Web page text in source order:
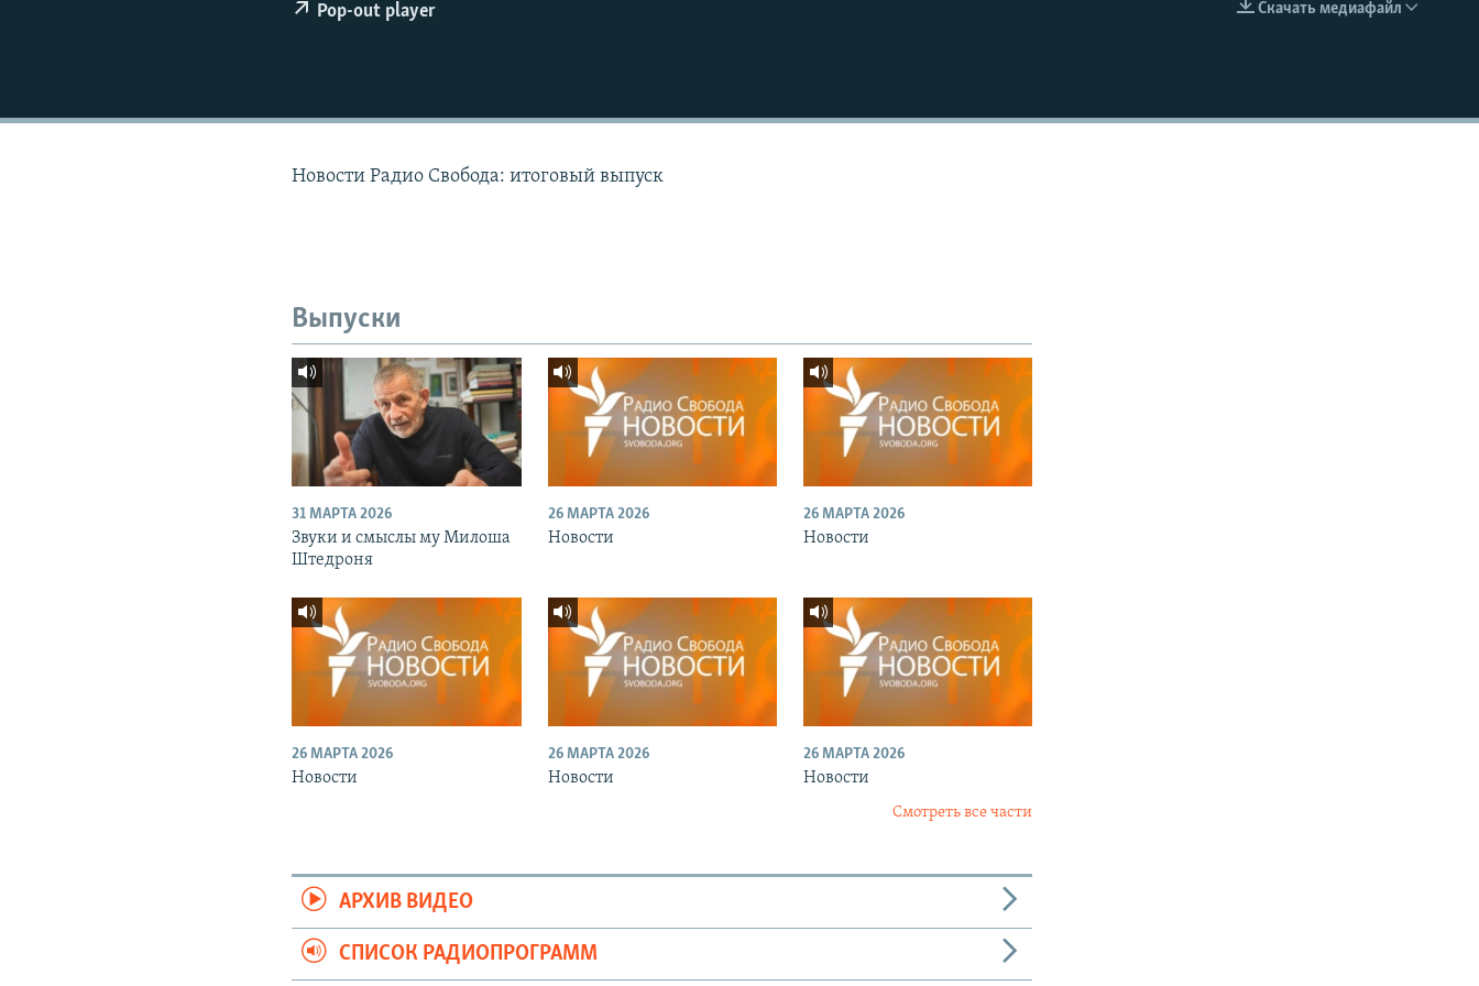
EMBED
Скачать медиафайл
Pop-out player
Новости Радио Свобода: итоговый выпуск
Выпуски
31 МАРТА 2026
Звуки и смыслы му Милоша
Штедроня
26 МАРТА 2026
Новости
26 МАРТА 2026
Новости
26 МАРТА 2026
Новости
26 МАРТА 2026
Новости
26 МАРТА 2026
Новости
Смотреть все части
АРХИВ ВИДЕО
СПИСОК РАДИОПРОГРАММ